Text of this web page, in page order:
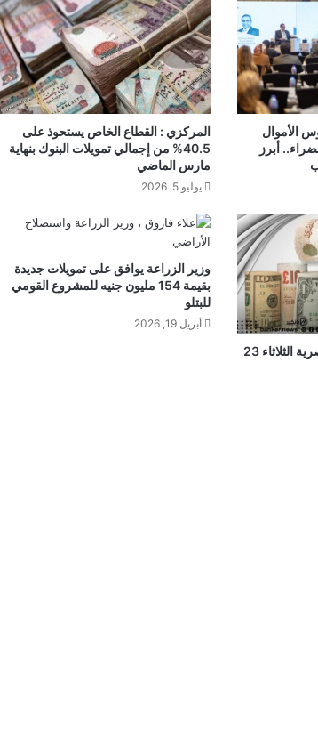
الأموال
أبرز
المركزي : القطاع الخاص يستحوذ على
40.5% من إجمالي تمويلات البنوك بنهاية
مارس الماضي
يوليو 5, 2026
أسعار العملات بالبنوك المصرية الثلاثاء 23
وزير الزراعة يوافق على تمويلات جديدة
بقيمة 154 مليون جنيه للمشروع القومي
للبتلو
أبريل 19, 2026